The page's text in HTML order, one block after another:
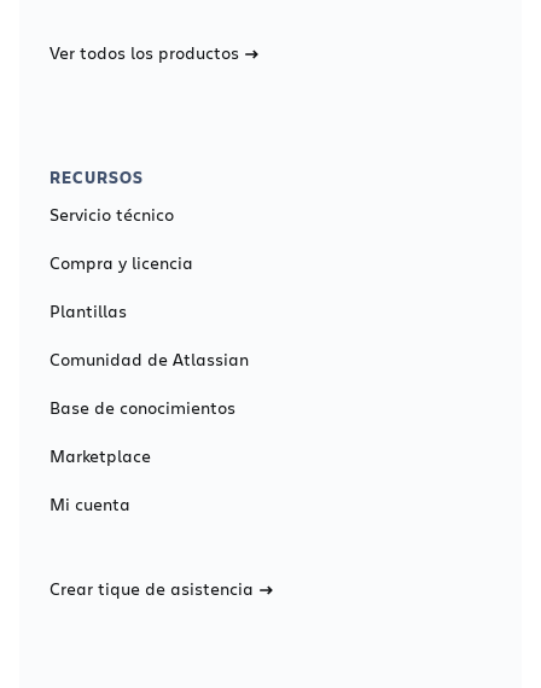
Ver todos los productos
RECURSOS
Servicio técnico
Compra y licencia
Plantillas
Comunidad de Atlassian
Base de conocimientos
Marketplace
Mi cuenta
Crear tique de asistencia